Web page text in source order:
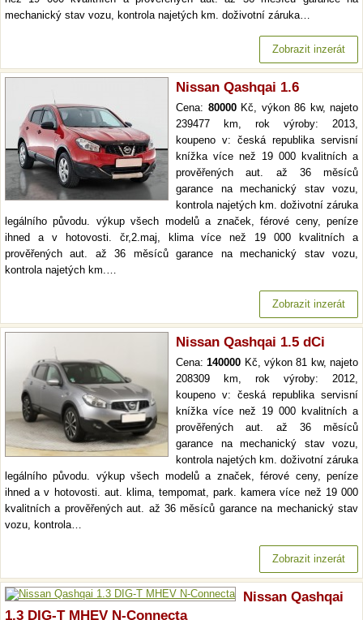
mechanický stav vozu, kontrola najetých km. doživotní záruka…
Zobrazit inzerát
Nissan Qashqai 1.6
Cena: 80000Kč, výkon 86 kw, najeto
239477 km, rok výroby: 2013,
koupeno v: česká republika servisní
knížka více než 19 000 kvalitních a
prověřených aut. až 36 měsíců
garance na mechanický stav vozu,
kontrola najetých km. doživotní záruka
legálního původu. výkup všech modelů a značek, férové ceny, peníze
ihned a v hotovosti. čr,2.maj, klima více než 19 000 kvalitních a
prověřených aut. až 36 měsíců garance na mechanický stav vozu,
kontrola najetých km.…
Zobrazit inzerát
Nissan Qashqai 1.5 dCi
Cena:140000 Kč, výkon 81 kw, najeto
208309 km, rok výroby: 2012,
koupeno v: česká republika servisní
knížka více než 19 000 kvalitních a
prověřených aut. až 36 měsíců
garance na mechanický stav vozu,
kontrola najetých km. doživotní záruka
legálního původu. výkup všech modelů a značek, férové ceny, peníze
ihned a v hotovosti. aut. klima, tempomat, park. kamera více než 19 000
kvalitních a prověřených aut. až 36 měsíců garance na mechanický stav
vozu, kontrola…
Zobrazit inzerát
Nissan Qashqai
1.3 DIG-T MHEV N-Connecta